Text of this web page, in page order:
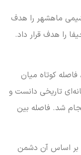
ماهشهر را هدف
را هدف قرار داد.
کوتاه میان
تاریخی دانست و
شد. فاصله بین
بر اساس آن دشمن